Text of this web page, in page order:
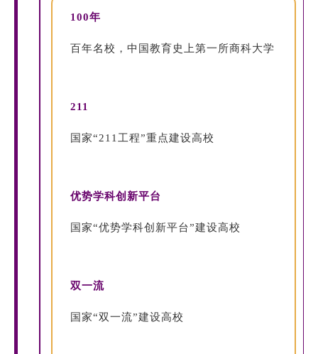
100年
百年名校，中国教育史上第一所商科大学
211
国家“211工程”重点建设高校
优势学科创新平台
国家“优势学科创新平台”建设高校
双一流
国家“双一流”建设高校